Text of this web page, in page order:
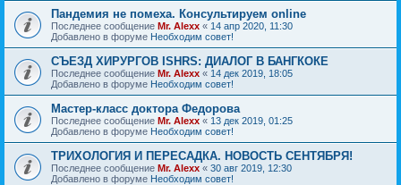
Пандемия не помеха. Консультируем online
Последнее сообщение Mr. Alexx « 14 апр 2020, 11:30
Добавлено в форуме Необходим совет!
СЪЕЗД ХИРУРГОВ ISHRS: ДИАЛОГ В БАНГКОКЕ
Последнее сообщение Mr. Alexx « 14 дек 2019, 18:05
Добавлено в форуме Необходим совет!
Мастер-класс доктора Федорова
Последнее сообщение Mr. Alexx « 13 дек 2019, 01:25
Добавлено в форуме Необходим совет!
ТРИХОЛОГИЯ И ПЕРЕСАДКА. НОВОСТЬ СЕНТЯБРЯ!
Последнее сообщение Mr. Alexx « 30 авг 2019, 12:30
Добавлено в форуме Необходим совет!